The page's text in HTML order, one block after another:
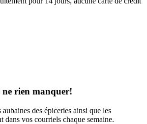
rien manquer!
des épiceries ainsi que les
dans vos courriels chaque semaine.